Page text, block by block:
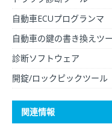
自動車ECUプログランマ
自動車の鍵の書き換えツ
診断ソフトウェア
開錠/ロックピックツール
関連情報